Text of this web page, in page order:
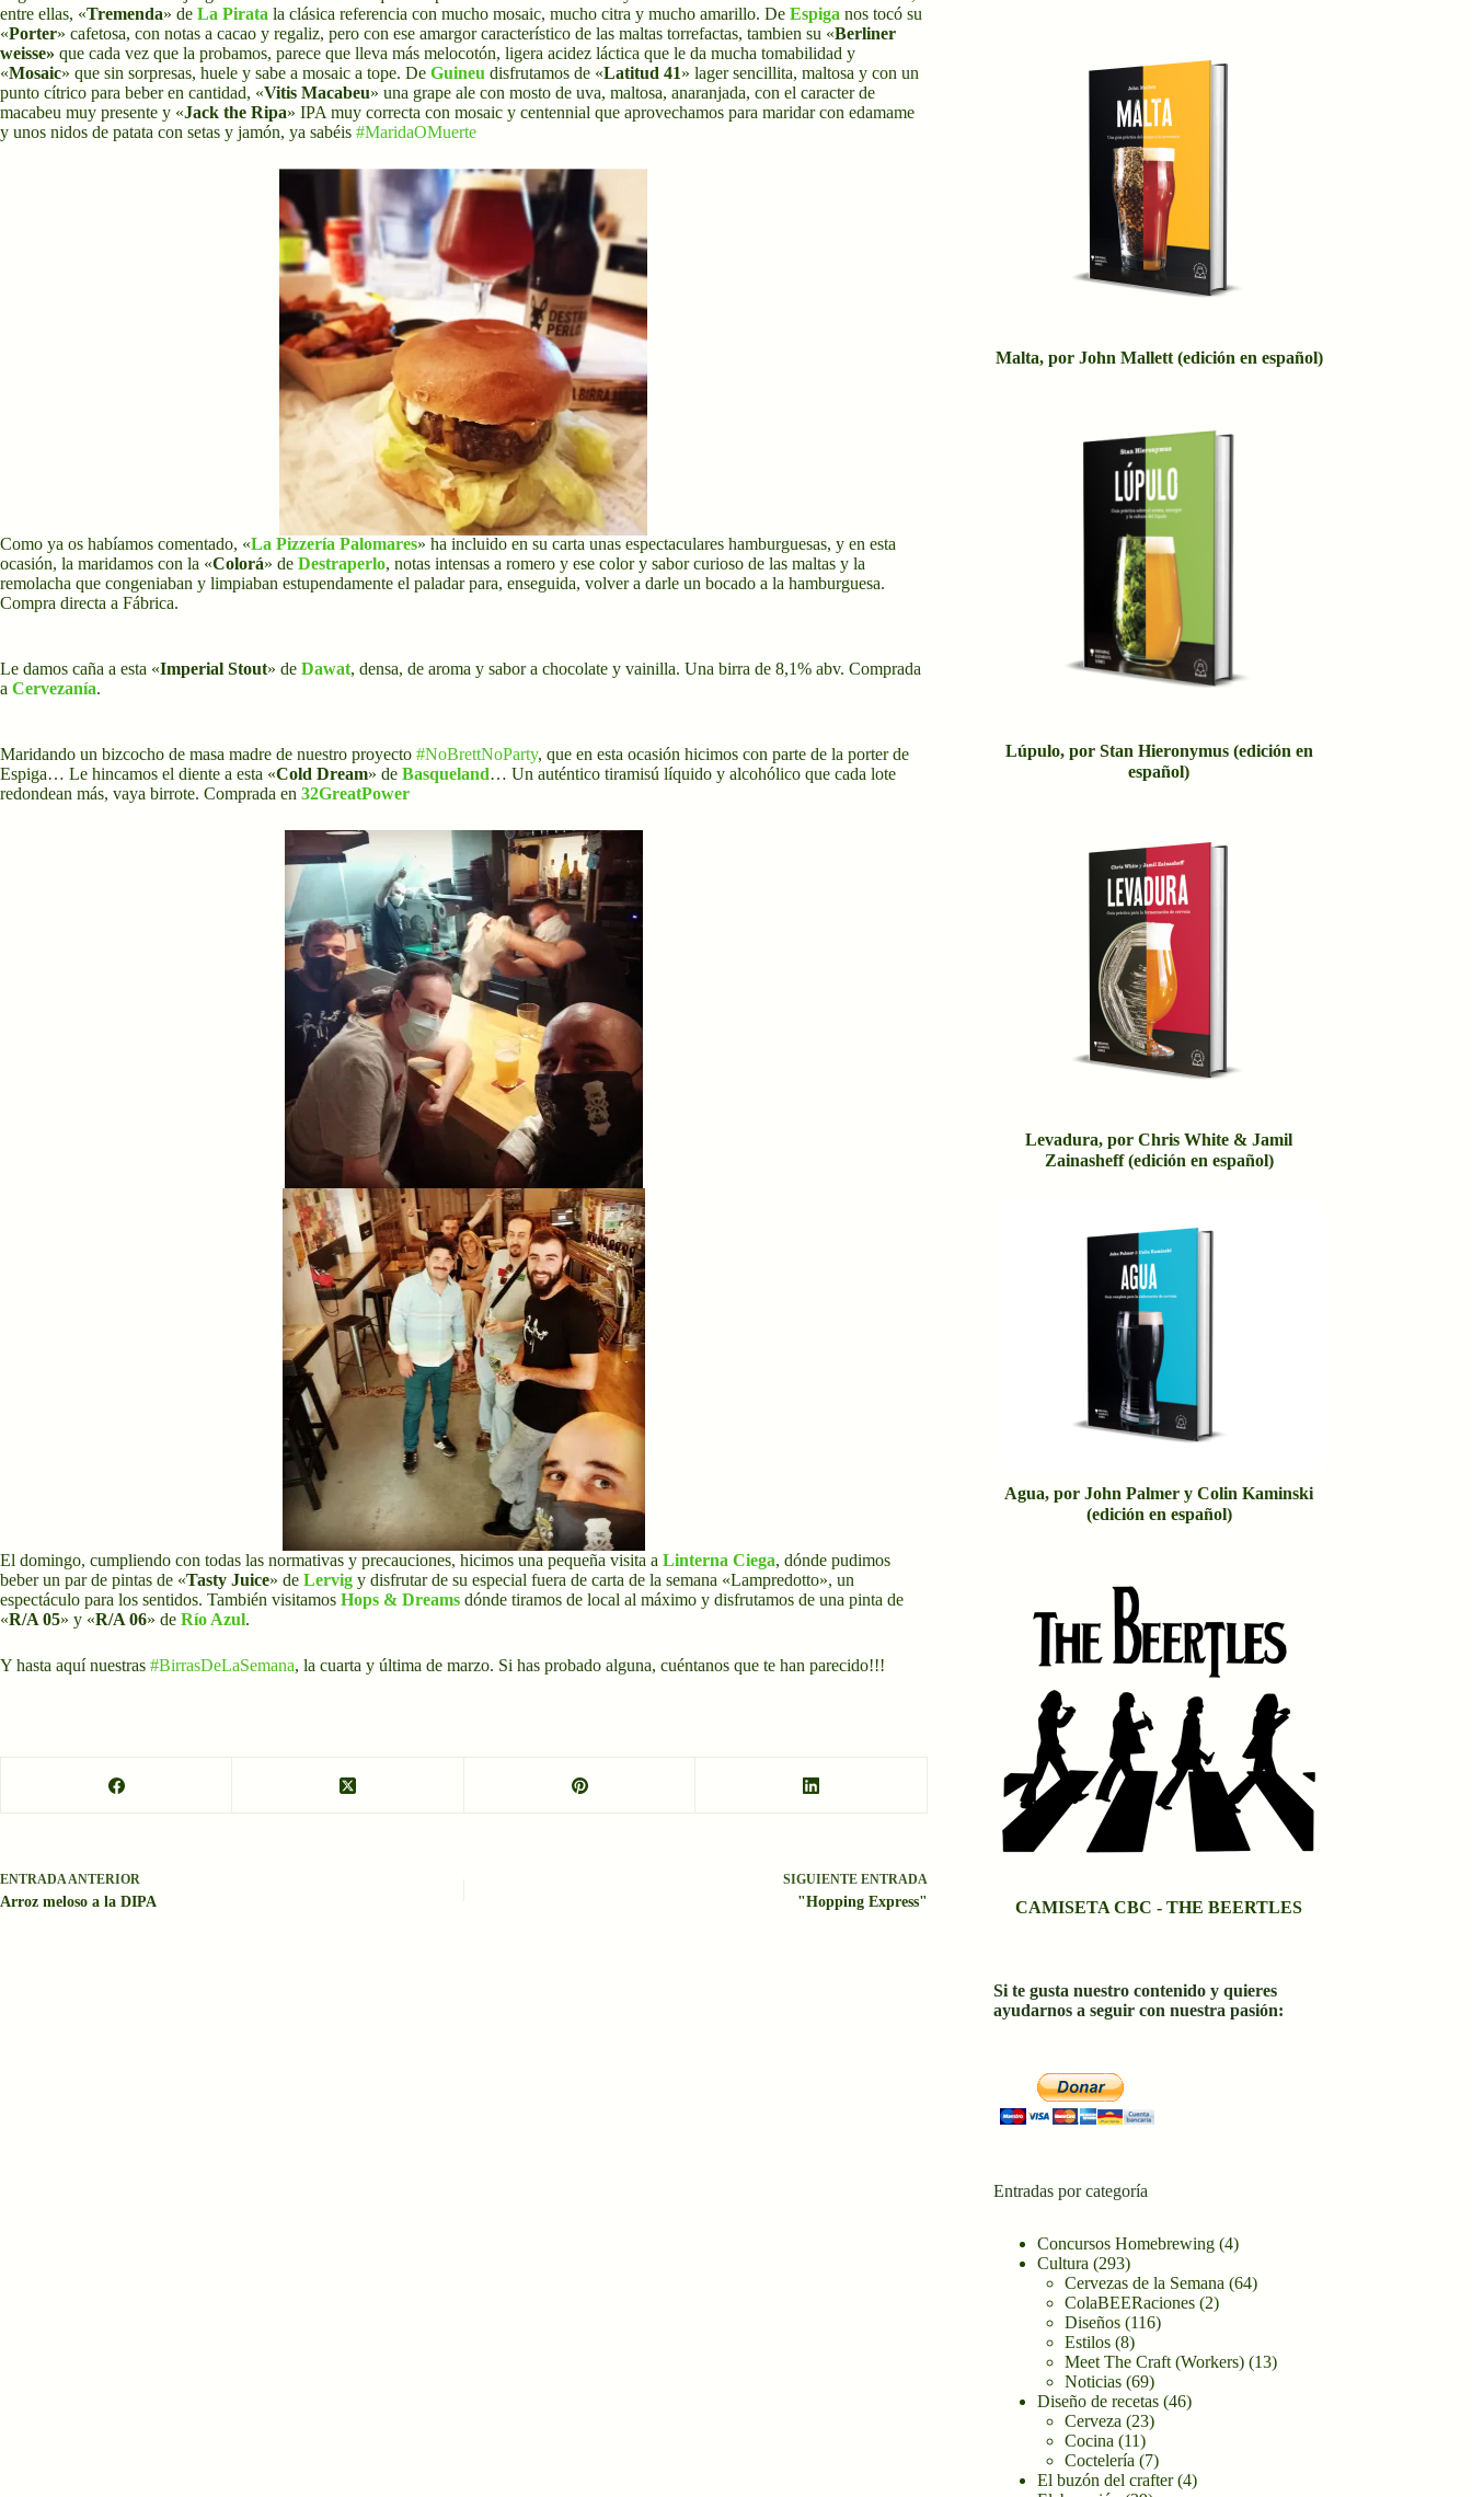
entre ellas, «Tremenda» de La Pirata la clásica referencia con mucho mosaic, mucho citra y mucho amarillo. De Espiga nos tocó su
«Porter» cafetosa, con notas a cacao y regaliz, pero con ese amargor característico de las maltas torrefactas, tambien su «Berliner
weisse» que cada vez que la probamos, parece que lleva más melocotón, ligera acidez láctica que le da mucha tomabilidad y
«Mosaic» que sin sorpresas, huele y sabe a mosaic a tope. De Guineu disfrutamos de «Latitud 41» lager sencillita, maltosa y con un
punto cítrico para beber en cantidad, «Vitis Macabeu» una grape ale con mosto de uva, maltosa, anaranjada, con el caracter de
macabeu muy presente y «Jack the Ripa» IPA muy correcta con mosaic y centennial que aprovechamos para maridar con edamame
y unos nidos de patata con setas y jamón, ya sabéis #MaridaOMuerte
Como ya os habíamos comentado, «La Pizzería Palomares» ha incluido en su carta unas espectaculares hamburguesas, y en esta
ocasión, la maridamos con la «Colorá» de Destraperlo, notas intensas a romero y ese color y sabor curioso de las maltas y la
remolacha que congeniaban y limpiaban estupendamente el paladar para, enseguida, volver a darle un bocado a la hamburguesa.
Compra directa a Fábrica.
Le damos caña a esta «Imperial Stout» de Dawat, densa, de aroma y sabor a chocolate y vainilla. Una birra de 8,1% abv. Comprada
a Cervezanía.
Maridando un bizcocho de masa madre de nuestro proyecto #NoBrettNoParty, que en esta ocasión hicimos con parte de la porter de
Espiga… Le hincamos el diente a esta «Cold Dream» de Basqueland… Un auténtico tiramisú líquido y alcohólico que cada lote
redondean más, vaya birrote. Comprada en 32GreatPower
El domingo, cumpliendo con todas las normativas y precauciones, hicimos una pequeña visita a Linterna Ciega, dónde pudimos
beber un par de pintas de «Tasty Juice» de Lervig y disfrutar de su especial fuera de carta de la semana «Lampredotto», un
espectáculo para los sentidos. También visitamos Hops & Dreams dónde tiramos de local al máximo y disfrutamos de una pinta de
«R/A 05» y «R/A 06» de Río Azul.
Y hasta aquí nuestras #BirrasDeLaSemana, la cuarta y última de marzo. Si has probado alguna, cuéntanos que te han parecido!!!
ENTRADAANTERIOR
Arroz meloso a la DIPA
SIGUIENTE ENTRADA
"Hopping Express"
Malta, por John Mallett (edición en español)
Lúpulo, por Stan Hieronymus (edición en
español)
Levadura, por Chris White & Jamil
Zainasheff (edición en español)
Agua, por John Palmer y Colin Kaminski
(edición en español)
CAMISETA CBC - THE BEERTLES
Si te gusta nuestro contenido y quieres
ayudarnos a seguir con nuestra pasión:
Entradas por categoría
Concursos Homebrewing (4)
Cultura (293)
Cervezas de la Semana (64)
ColaBEERaciones (2)
Diseños (116)
Estilos (8)
Meet The Craft (Workers) (13)
Noticias (69)
Diseño de recetas (46)
Cerveza (23)
Cocina (11)
Coctelería (7)
El buzón del crafter(4)